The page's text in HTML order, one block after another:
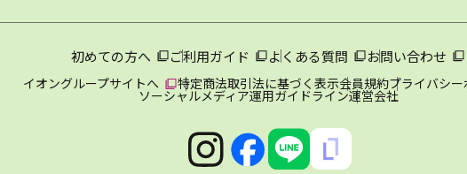
初めての方へ ご利用ガイド よくある質問 お問い合わせ
イオングループサイトへ 特定商法取引法に基づく表示会員規約プライバシ
ソーシャルメディア運用ガイドライン運営会社